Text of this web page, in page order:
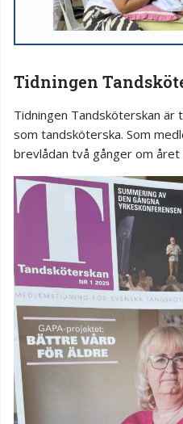
Tidningen
Tidningen Tandsköterskan
som tandsköterska. Som
brevlådan två gånger om